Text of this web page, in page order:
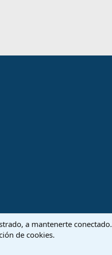
Términos y reglas
a mantenerte conectado.
de cookies.